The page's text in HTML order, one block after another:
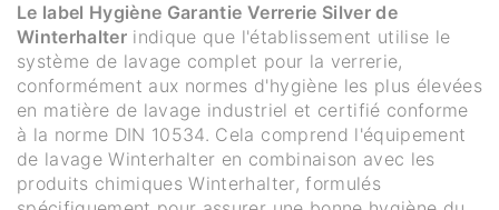
Le label Hygiène Garantie Verrerie Silver de
Winterhalter indique que l'établissement utilise le
système de lavage complet pour la verrerie,
conformément aux normes d'hygiène les plus élevées
en matière de lavage industriel et certifié conforme
à la norme DIN 10534. Cela comprend l'équipement
de lavage Winterhalter en combinaison avec les
produits chimiques Winterhalter, formulés